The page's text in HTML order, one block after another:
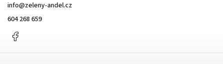
info@zeleny-andel.cz
604 268 659